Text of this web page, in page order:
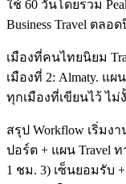
ใช้ 60 วันโดยรวม
Business Travel ตลอด
เมืองที่คนไทยนิยม
เมืองที่ 2: Almaty. แผ
ทุกเมืองที่เขียนไว้ ไม่
สรุป Workflow เริ่ม
ปอร์ต + แผน Travel
1 ชม. 3) เซ็นยอมรับ +